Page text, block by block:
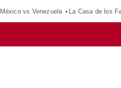
México vs Venezuela La Casa de los